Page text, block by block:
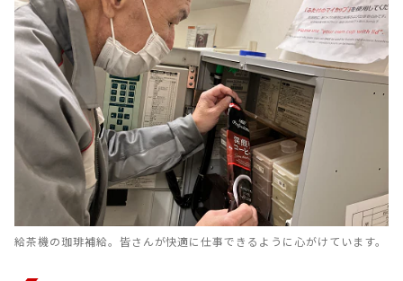
給茶機の珈琲補給。皆さんが快適に仕事できるように心がけています。